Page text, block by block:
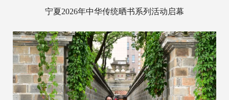
宁夏2026年中华传统晒书系列活动启幕